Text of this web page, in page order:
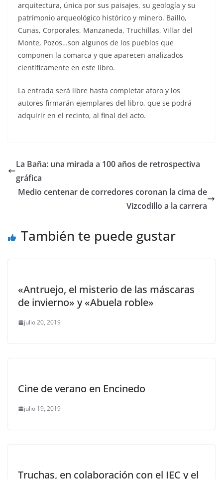
arquitectura, única por sus paisajes, su geología y su
patrimonio arqueológico histórico y minero. Baillo,
Cunas, Corporales, Manzaneda, Truchillas, Villar del
Monte, Pozos…son algunos de los pueblos que
componen la comarca y que aparecen analizados
científicamente en este libro.
La entrada será libre hasta completar aforo y los
autores firmarán ejemplares del libro, que se podrá
adquirir en el recinto, al final del acto.
La Baña: una mirada a 100 años de retrospectiva
gráfica
Medio centenar de corredores coronan la cima de
Vizcodillo a la carrera
También te puede gustar
«Antruejo, el misterio de las máscaras
de invierno» y «Abuela roble»
julio 20, 2019
Cine de verano en Encinedo
julio 19, 2019
Truchas, en colaboración con el IEC y el